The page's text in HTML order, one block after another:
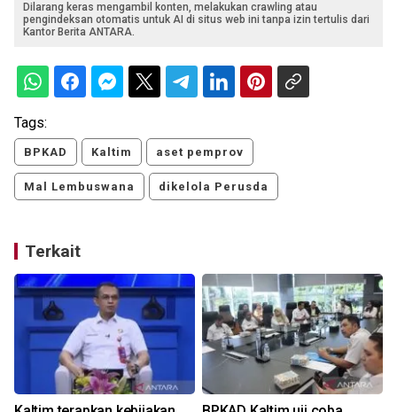
Dilarang keras mengambil konten, melakukan crawling atau
pengindeksan otomatis untuk AI di situs web ini tanpa izin tertulis dari
Kantor Berita ANTARA.
Tags:
BPKAD Kaltim aset pemprov
Mal Lembuswana dikelola Perusda
Terkait